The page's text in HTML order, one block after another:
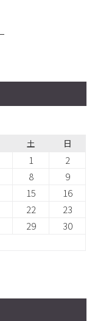
土 日
1
2
8
9
15
16
22
23
29
30